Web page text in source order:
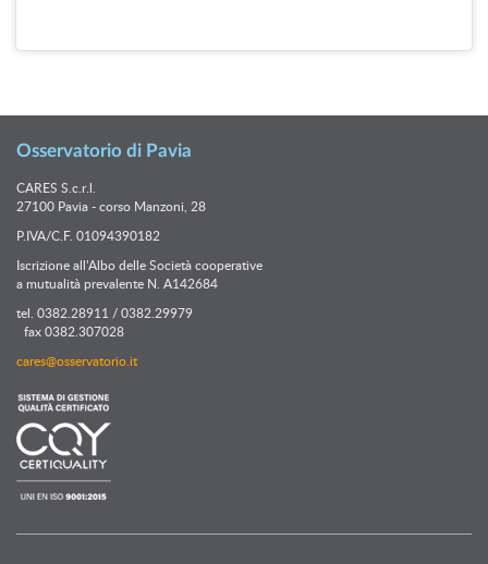
Osservatorio di Pavia
CARES S.c.r.l.
27100 Pavia - corso Manzoni, 28
P.IVA/C.F. 01094390182
Iscrizione all’Albo delle Società cooperative
a mutualità prevalente N. A142684
tel. 0382.28911 / 0382.29979
fax 0382.307028
cares@osservatorio.it